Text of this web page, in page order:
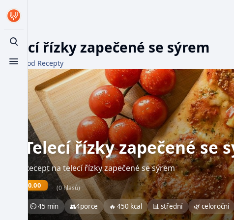
Toggle search
Toggle menu
Telecí řízky zapečené se sýrem
Z WikiFood Recepty
Telecí řízky zapečené se
Recept na telecí řízky zapečené se sýrem
0.00 (0 hlasů)
⏲ 45 min 👥4porce 🔥 450 kcal 📊 střední 🌿 celoroční